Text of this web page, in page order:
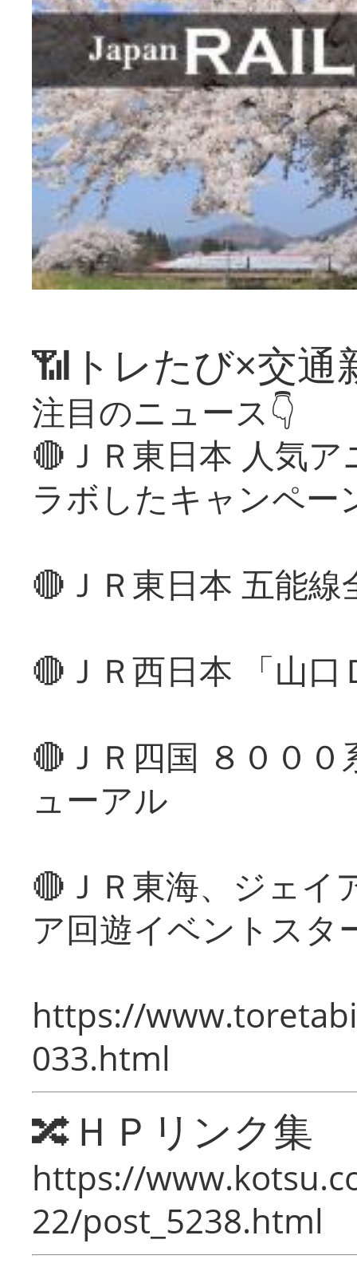
📶トレたび×交通
注目のニュース👇
🔴ＪＲ東日本 人気
ラボしたキャンペー
🔴ＪＲ東日本 五能
🔴ＪＲ西日本 「山
🔴ＪＲ四国 ８００
ューアル
🔴ＪＲ東海、ジェイ
ア回遊イベントスタ
https://
033.html
🔀ＨＰリンク集
https://
22/post_5238.html